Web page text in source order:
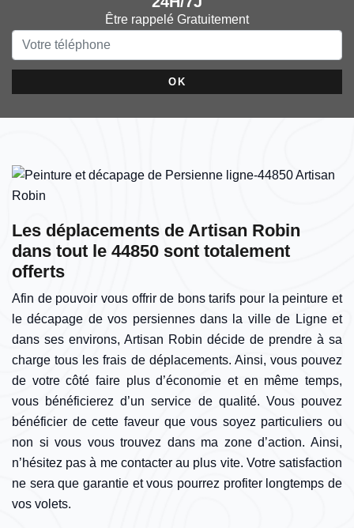
Être rappelé Gratuitement
Les déplacements de Artisan Robin
dans tout le 44850 sont totalement
offerts
Afin de pouvoir vous offrir de bons tarifs pour la peinture et
le décapage de vos persiennes dans la ville de Ligne et
dans ses environs, Artisan Robin décide de prendre à sa
charge tous les frais de déplacements. Ainsi, vous pouvez
de votre côté faire plus d’économie et en même temps,
vous bénéficierez d’un service de qualité. Vous pouvez
bénéficier de cette faveur que vous soyez particuliers ou
non si vous vous trouvez dans ma zone d’action. Ainsi,
n’hésitez pas à me contacter au plus vite. Votre satisfaction
ne sera que garantie et vous pourrez profiter longtemps de
vos volets.